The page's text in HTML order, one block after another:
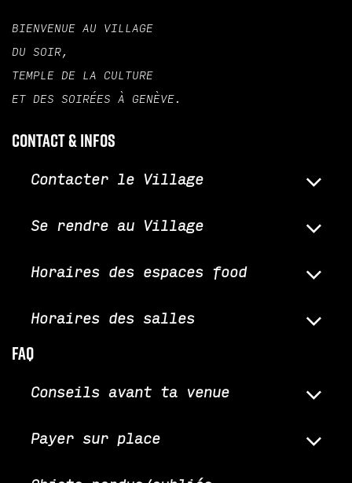
BIENVENUE AU VILLAGE
DU SOIR,
TEMPLE DE LA CULTURE
ET DES SOIRÉES À GENÈVE.
Contact & infos
Contacter le Village
Se rendre au Village
Horaires des espaces food
Horaires des salles
faq
Conseils avant ta venue
Payer sur place